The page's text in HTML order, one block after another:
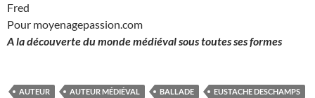
Fred
Pour moyenagepassion.com
A la découverte du monde médiéval sous toutes ses formes
AUTEUR AUTEUR MÉDIÉVAL BALLADE
EUSTACHE DESCHAMPS